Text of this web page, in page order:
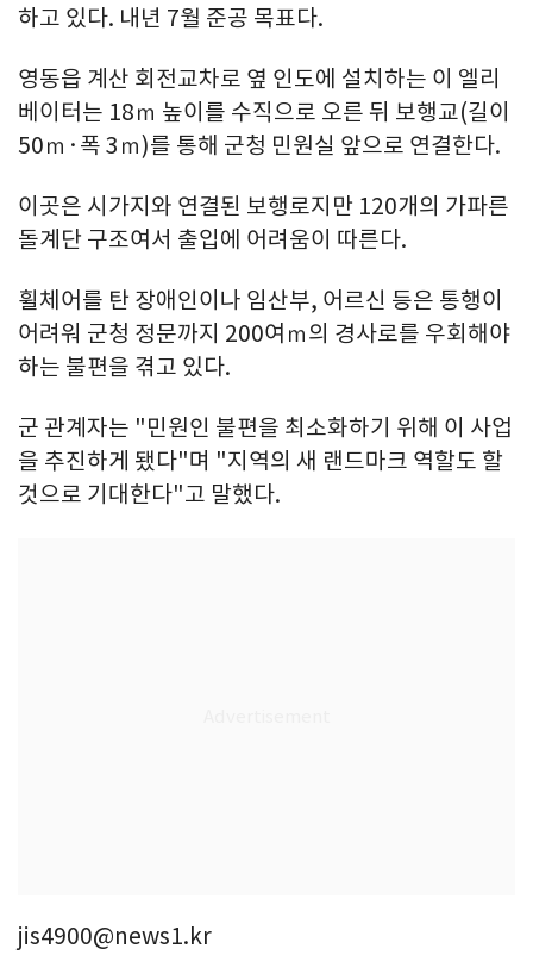
하고 있다. 내년 7월 준공 목표다.
영동읍 계산 회전교차로 옆 인도에 설치하는 이 엘리
베이터는 18ｍ 높이를 수직으로 오른 뒤 보행교(길이
50ｍ·폭 3ｍ)를 통해 군청 민원실 앞으로 연결한다.
이곳은 시가지와 연결된 보행로지만 120개의 가파른
돌계단 구조여서 출입에 어려움이 따른다.
휠체어를 탄 장애인이나 임산부, 어르신 등은 통행이
어려워 군청 정문까지 200여ｍ의 경사로를 우회해야
하는 불편을 겪고 있다.
군 관계자는 "민원인 불편을 최소화하기 위해 이 사업
을 추진하게 됐다"며 "지역의 새 랜드마크 역할도 할
것으로 기대한다"고 말했다.
jis4900@news1.kr